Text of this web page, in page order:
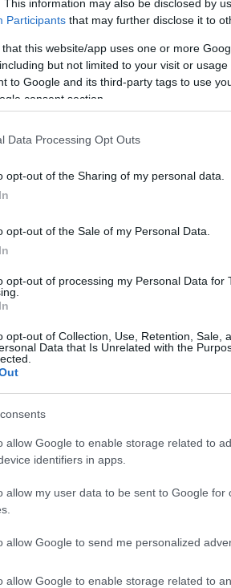
This information may also be disclosed by
Participants that may further disclose it to
that this website/app uses one or more
but not limited to your visit or
to Google and its third-party tags to use
consent section.
Data Processing Opt Outs
opt-out of the Sharing of my personal data.
opt-out of the Sale of my Personal Data.
opt-out of processing my Personal Data for
opt-out of Collection, Use, Retention, Sale,
Data that Is Unrelated with the
allow Google to enable storage related to
identifiers in apps.
allow my user data to be sent to Google for
allow Google to send me personalized
allow Google to enable storage related to
Πώς να φτιάξεις το
της Cardi B στο σπίτι σε λίγα
Πόλεμοι και ένα… Τσουνάμι
Εβδομάδα που Ανακάτεψε
ΤΣΟΥΝΑΜΙ ψηφιακής οργής…
Ο καιρός των επομένων
θερμοκρασίας